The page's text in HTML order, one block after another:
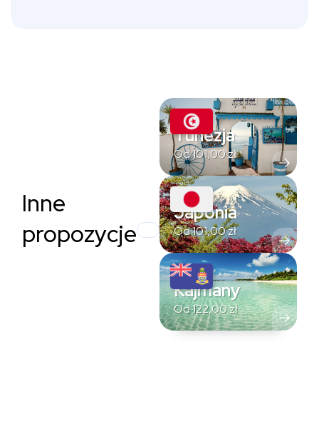
Inne
propozycje
Tunezja
Od101,00zł
Japonia
Od101,00zł
Kajmany
Od122,00zł